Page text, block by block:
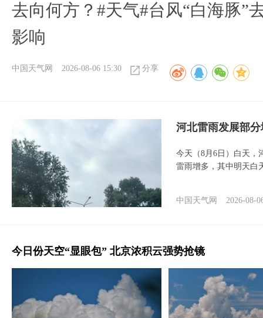
去向何方？#天气#台风“白海豚”
影响
中国天气网 2026-08-06 15:30 分享
河北雷雨发展部
今天（8月6日）白天，
雷雨增多，其中明天白
中国天气网 2026-08-
今日份天空“显眼包” 北京浓积云强势抢镜